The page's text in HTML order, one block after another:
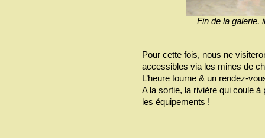
Fin de la galerie,
Pour cette fois, nous ne
accessibles via les mines de
L’heure tourne & un rendez-
A la sortie, la rivière qui coule
les équipements !